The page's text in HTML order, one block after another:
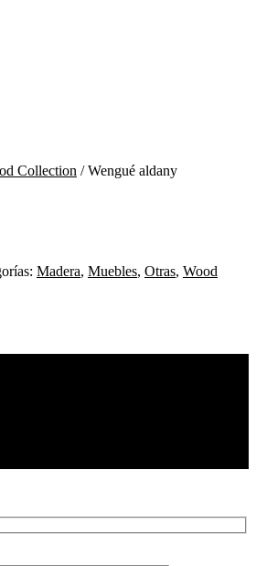
Collection / Wengué aldany
Madera, Muebles, Otras, Wood